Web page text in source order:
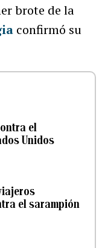
brote de la
confirmó su
el
Unidos
el sarampión